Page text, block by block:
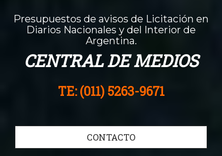
Presupuestos de avisos de Licitación en
Diarios Nacionales y del Interior de
Argentina.
CENTRAL DE MEDIOS
TE: (011) 5263-9671
CONTACTO